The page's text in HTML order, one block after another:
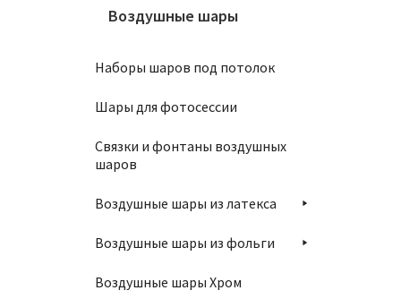
Воздушные шары
Наборы шаров под потолок
Шары для фотосессии
Связки и фонтаны воздушных
шаров
Воздушные шары из латекса
Воздушные шары из фольги
Воздушные шары Хром